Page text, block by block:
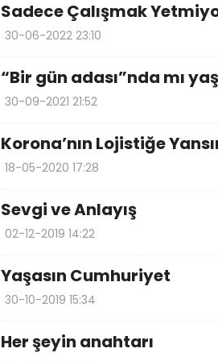
Sadece Çalışmak
30-06-2022 23:10
“Bir gün adası”nda mı
30-09-2021 21:52
Korona’nın Lojistiğe
18-05-2020 17:28
Sevgi ve Anlayış
02-12-2019 14:22
Yaşasın Cumhuriyet
30-10-2019 15:34
Her şeyin anahtarı